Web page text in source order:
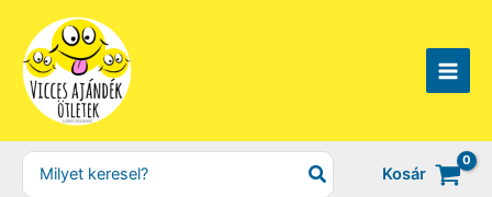
content
Search
for:
Kosár